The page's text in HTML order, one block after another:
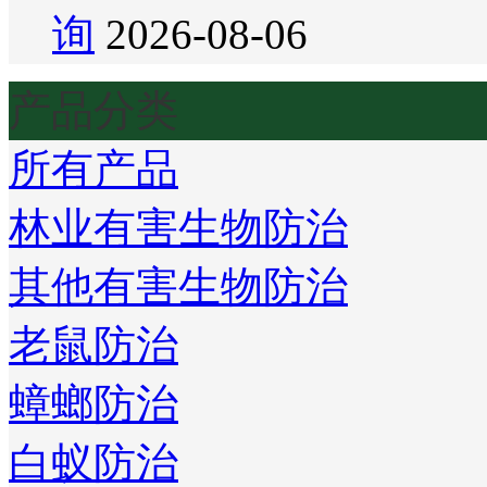
询 2026-08-06
产品分类
所有产品
林业有害生物防治
其他有害生物防治
老鼠防治
蟑螂防治
白蚁防治